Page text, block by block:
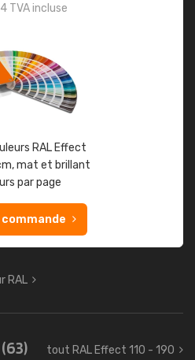
TVA incluse
RAL Effect
mat et brillant
par page
commande
RAL
(63) tout RAL Effect 110 - 190